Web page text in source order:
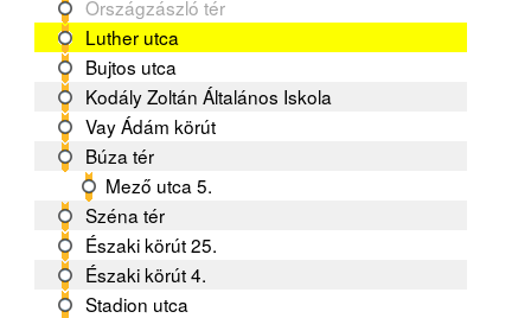
Országzászló tér
Luther utca
Bujtos utca
Kodály Zoltán Általános Iskola
Vay Ádám körút
Búza tér
Mező utca 5.
Széna tér
Északi körút 25.
Északi körút 4.
Stadion utca